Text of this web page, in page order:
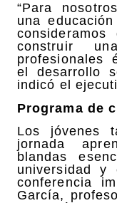
“Para
una
construir
profesionales
el desarrollo
indicó el
Programa de
Los jóvenes
jornada
blandas
universidad
conferencia
García,